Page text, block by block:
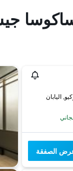
الصفقة